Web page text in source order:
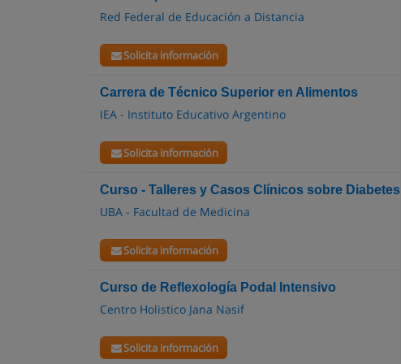
Red Federal de Educación a Distancia
Solicita información
Carrera de Técnico Superior en Alimentos
IEA - Instituto Educativo Argentino
Solicita información
Curso - Talleres y Casos Clínicos sobre Diabetes
UBA - Facultad de Medicina
Solicita información
Curso de Reflexología Podal Intensivo
Centro Holistico Jana Nasif
Solicita información